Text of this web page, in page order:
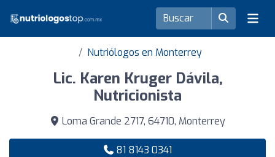
Nutriólogos en Monterrey
Lic. Karen Kruger Dávila,
Nutricionista
Loma Grande 2717, 64710, Monterrey
81 8143 0341